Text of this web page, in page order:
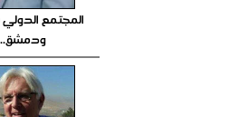
المجتمع الدولي